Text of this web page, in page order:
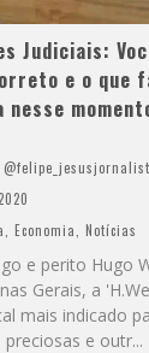
Judiciais:
e o que
nesse
Economia Notícias
e perito Hugo
Gerais, a
mais indicado
preciosas e outr...